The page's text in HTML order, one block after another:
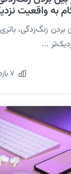
به واقعیت
بردن زنگ‌زدگی،
...
7